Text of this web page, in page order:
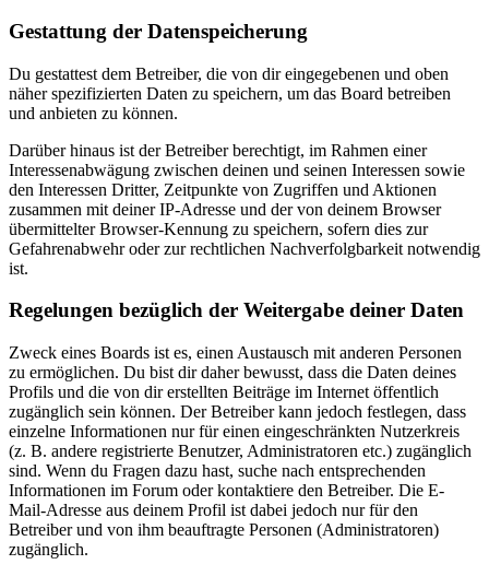
Gestattung der Datenspeicherung
Du gestattest dem Betreiber, die von dir eingegebenen und oben
näher spezifizierten Daten zu speichern, um das Board betreiben
und anbieten zu können.
Darüber hinaus ist der Betreiber berechtigt, im Rahmen einer
Interessenabwägung zwischen deinen und seinen Interessen sowie
den Interessen Dritter, Zeitpunkte von Zugriffen und Aktionen
zusammen mit deiner IP-Adresse und der von deinem Browser
übermittelter Browser-Kennung zu speichern, sofern dies zur
Gefahrenabwehr oder zur rechtlichen Nachverfolgbarkeit notwendig
ist.
Regelungen bezüglich der Weitergabe deiner Daten
Zweck eines Boards ist es, einen Austausch mit anderen Personen
zu ermöglichen. Du bist dir daher bewusst, dass die Daten deines
Profils und die von dir erstellten Beiträge im Internet öffentlich
zugänglich sein können. Der Betreiber kann jedoch festlegen, dass
einzelne Informationen nur für einen eingeschränkten Nutzerkreis
(z. B. andere registrierte Benutzer, Administratoren etc.) zugänglich
sind. Wenn du Fragen dazu hast, suche nach entsprechenden
Informationen im Forum oder kontaktiere den Betreiber. Die E-
Mail-Adresse aus deinem Profil ist dabei jedoch nur für den
Betreiber und von ihm beauftragte Personen (Administratoren)
zugänglich.